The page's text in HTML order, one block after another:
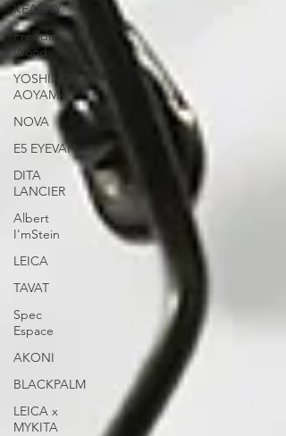
KEARNY
Freddie
Wood
YOSHINORI
AOYAMA
NOVA
E5 EYEVAN
DITA
LANCIER
Albert
I'mStein
LEICA
TAVAT
Spec
Espace
AKONI
BLACKPALM
LEICA x
MYKITA